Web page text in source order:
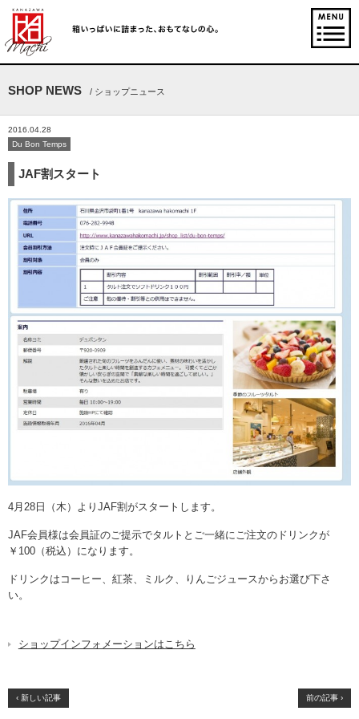
SHOP NEWS / ショップニュース
2016.04.28
Du Bon Temps
JAF割スタート
4月28日（木）よりJAF割がスタートします。
JAF会員様は会員証のご提示でタルトとご一緒にご注文のドリンクが
￥100（税込）になります。
ドリンクはコーヒー、紅茶、ミルク、りんごジュースからお選び下さ
い。
ショップインフォメーションはこちら
‹ 新しい記事 前の記事 ›